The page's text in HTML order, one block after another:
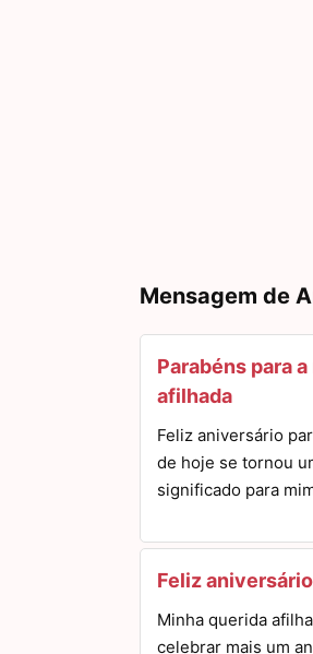
Mensagem de
Parabéns para
afilhada
Feliz aniversário
de hoje se tornou
significado para
Feliz
Minha querida
celebrar mais um